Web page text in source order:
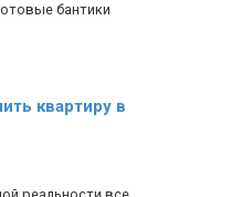
бантики
квартиру в